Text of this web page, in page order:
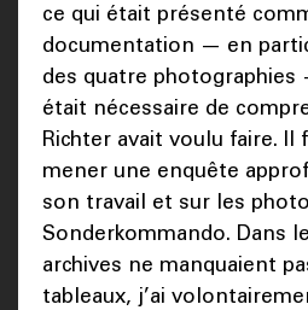
ce qui était présenté
documentation — en
des quatre photographies
était nécessaire de
Richter avait voulu faire. Il
mener une enquête
son travail et sur les
Sonderkommando. Dans
archives ne manquaient
tableaux, j’ai